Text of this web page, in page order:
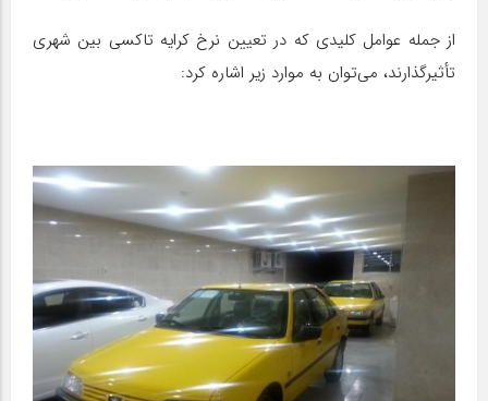
از جمله عوامل کلیدی که در تعیین نرخ کرایه تاکسی بین شهری
تأثیرگذارند، می‌توان به موارد زیر اشاره کرد: